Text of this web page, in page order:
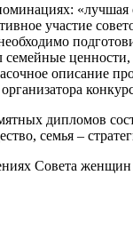
«лучшая
участие
семейные
описание
дипломов
семья –
Совета